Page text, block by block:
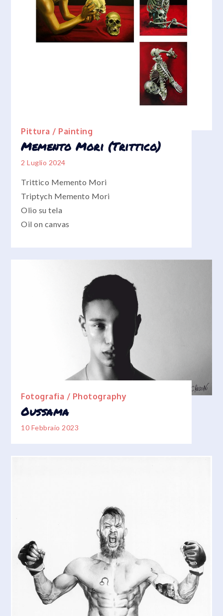
Pittura / Painting
Memento Mori (Trittico)
2 Luglio 2024
Trittico Memento Mori
Triptych Memento Mori
Olio su tela
Oil on canvas
Fotografia / Photography
Oussama
10 Febbraio 2023